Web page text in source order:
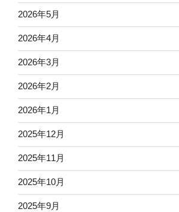
2026年5月
2026年4月
2026年3月
2026年2月
2026年1月
2025年12月
2025年11月
2025年10月
2025年9月